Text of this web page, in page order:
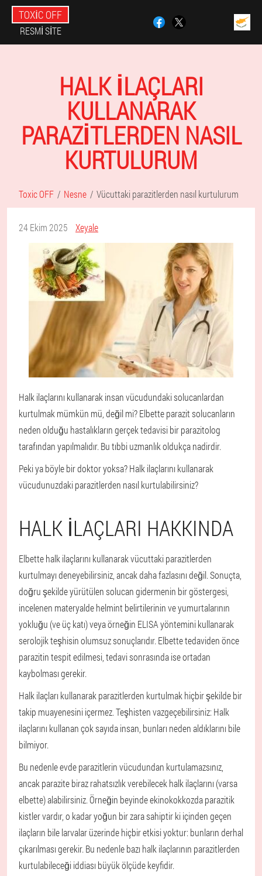
TOXIC OFF
RESMI SITE
HALK ILAÇLARI
KULLANARAK
PARAZITLERDEN NASIL
KURTULURUM
Toxic OFF Nesne Vücuttaki parazitlerden nasıl kurtulurum
24 Ekim 2025 Xeyale
Halk ilaçlarını kullanarak insan vücudundaki solucanlardan
kurtulmak mümkün mü, değil mi? Elbette parazit solucanların
neden olduğu hastalıkların gerçek tedavisi bir parazitolog
tarafından yapılmalıdır. Bu tıbbi uzmanlık oldukça nadirdir.
Peki ya böyle bir doktor yoksa? Halk ilaçlarını kullanarak
vücudunuzdaki parazitlerden nasıl kurtulabilirsiniz?
HALK ILAÇLARI HAKKINDA
Elbette halk ilaçlarını kullanarak vücuttaki parazitlerden
kurtulmayı deneyebilirsiniz, ancak daha fazlasını değil. Sonuçta,
doğru şekilde yürütülen solucan gidermenin bir göstergesi,
incelenen materyalde helmint belirtilerinin ve yumurtalarının
yokluğu (ve üç katı) veya örneğin ELISA yöntemini kullanarak
serolojik teşhisin olumsuz sonuçlarıdır. Elbette tedaviden önce
parazitin tespit edilmesi, tedavi sonrasında ise ortadan
kaybolması gerekir.
Halk ilaçları kullanarak parazitlerden kurtulmak hiçbir şekilde bir
takip muayenesini içermez. Teşhisten vazgeçebilirsiniz: Halk
ilaçlarını kullanan çok sayıda insan, bunları neden aldıklarını bile
bilmiyor.
Bu nedenle evde parazitlerin vücudundan kurtulamazsınız,
ancak parazite biraz rahatsızlık verebilecek halk ilaçlarını (varsa
elbette) alabilirsiniz. Örneğin beyinde ekinokokkozda parazitik
kistler vardır, o kadar yoğun bir zara sahiptir ki içinden geçen
ilaçların bile larvalar üzerinde hiçbir etkisi yoktur: bunların derhal
çıkarılması gerekir. Bu nedenle bazı halk ilaçlarının parazitlerden
kurtulabileceği iddiası büyük ölçüde keyfidir.